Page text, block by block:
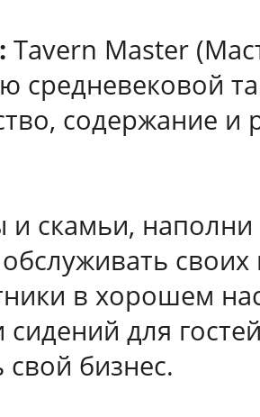
Tavern Master
средневековой
содержание и
и скамьи,
в хорошем
сидений для
бизнес.